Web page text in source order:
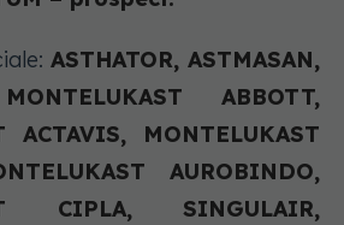
ASTHATOR, ASTMASAN,
ABBOTT,
ACTAVIS, MONTELUKAST
AUROBINDO,
CIPLA, SINGULAIR,